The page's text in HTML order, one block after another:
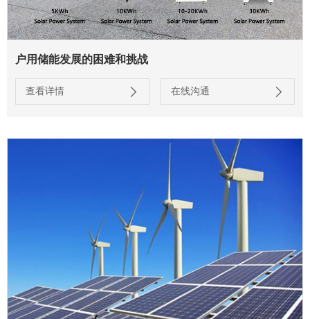
户用储能发展的困难和挑战
查看详情 在线沟通